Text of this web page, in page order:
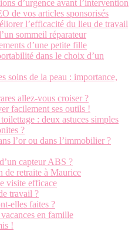
d’urgence avant l’intervention
de vos articles sponsorisés
l’efficacité du lieu de travail
sommeil réparateur
d’une petite fille
dans le choix d’un
soins de la peau : importance,
allez-vous croiser ?
facilement ses outils !
: deux astuces simples
?
l’or ou dans l’immobilier ?
capteur ABS ?
de retraite à Maurice
visite efficace
travail ?
elles faites ?
en famille
!